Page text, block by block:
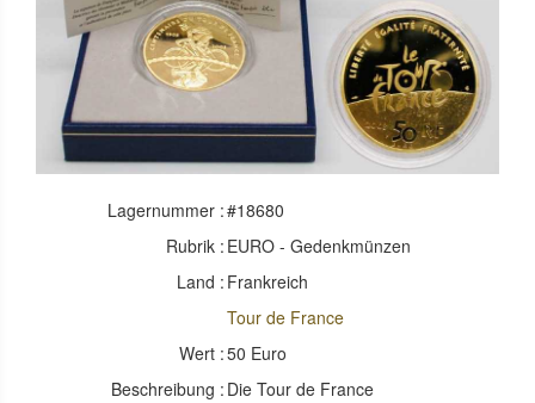
Lagernummer :#18680
Rubrik : EURO - Gedenkmünzen
Land : Frankreich
Tour de France
Wert :50 Euro
Beschreibung : Die Tour de France